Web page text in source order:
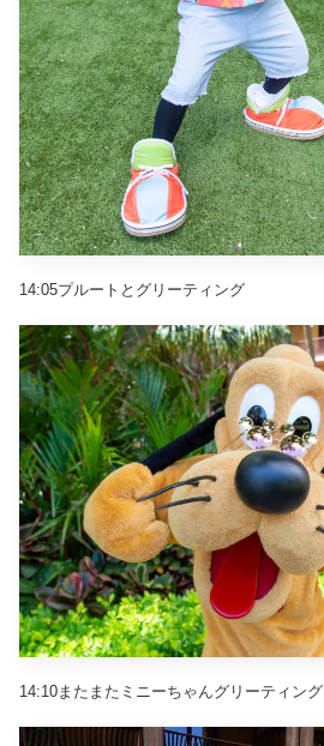
14:05プルートとグリーティング
14:10またまたミニーちゃんグリーティング